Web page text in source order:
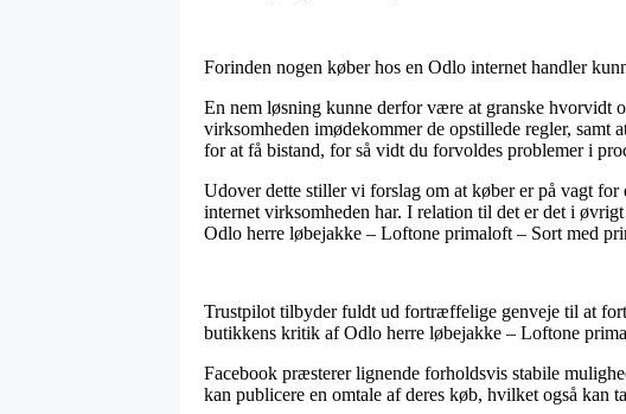
Forinden nogen køber hos en Odlo internet handler
En nem løsning kunne derfor være at granske hvorvidt
virksomheden imødekommer de opstillede regler, samt
for at få bistand, for så vidt du forvoldes problemer i
Udover dette stiller vi forslag om at køber er på vagt
internet virksomheden har. I relation til det er det i
Odlo herre løbejakke – Loftone primaloft – Sort med
Trustpilot tilbyder fuldt ud fortræffelige genveje til at
butikkens kritik af Odlo herre løbejakke – Loftone
Facebook præsterer lignende forholdsvis stabile
kan publicere en omtale af deres køb, hvilket også kan